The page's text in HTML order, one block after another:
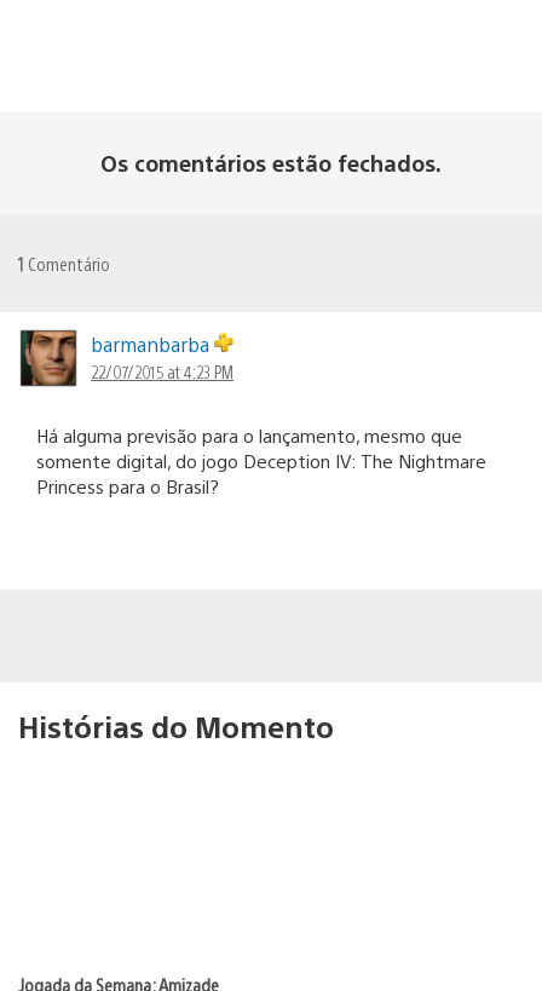
Os comentários estão fechados.
1 Comentário
barmanbarba
22/07/2015 at 4:23 PM
Há alguma previsão para o lançamento, mesmo que
somente digital, do jogo Deception IV: The Nightmare
Princess para o Brasil?
Histórias do Momento
Jogada da Semana: Amizade